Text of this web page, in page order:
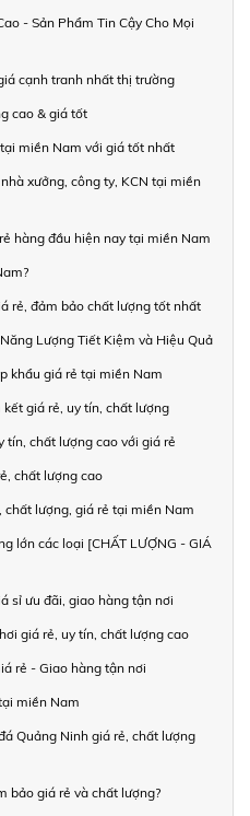
- Sản Phẩm Tin Cậy Cho Mọi
cạnh tranh nhất thị trường
cao & giá tốt
miền Nam với giá tốt nhất
xưởng, công ty, KCN tại miền
hàng đầu hiện nay tại miền Nam
rẻ, đảm bảo chất lượng tốt nhất
Lượng Tiết Kiệm và Hiệu Quả
khẩu giá rẻ tại miền Nam
giá rẻ, uy tín, chất lượng
tín, chất lượng cao với giá rẻ
chất lượng cao
chất lượng, giá rẻ tại miền Nam
lớn các loại [CHẤT LƯỢNG - GIÁ
sỉ ưu đãi, giao hàng tận nơi
giá rẻ, uy tín, chất lượng cao
rẻ - Giao hàng tận nơi
miền Nam
Quảng Ninh giá rẻ, chất lượng
bảo giá rẻ và chất lượng?